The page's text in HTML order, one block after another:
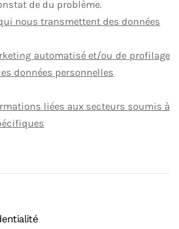
de du problème.
nous transmettent des données
automatisé et/ou de profilage
données personnelles
liées aux secteurs soumis à